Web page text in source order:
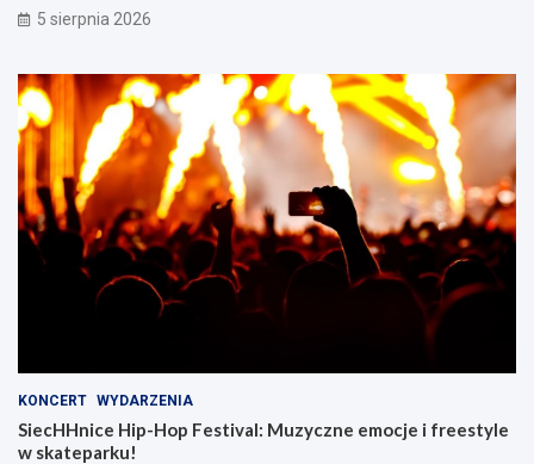
5 sierpnia 2026
KONCERT WYDARZENIA
SiecHHnice Hip-Hop Festival: Muzyczne emocje i freestyle
w skateparku!